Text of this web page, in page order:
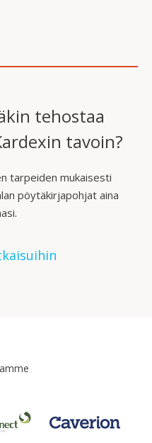
tehostaa
tavoin?
tarpeiden mukaisesti
pöytäkirjapohjat aina